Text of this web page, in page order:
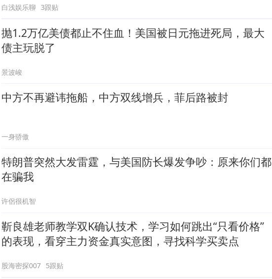
白浅娱乐聊 3跟贴
抛1.2万亿美债都止不住血！美国被日元拖进死局，最大
债主玩脱了
景波峻
中方不再避讳拖船，中方双线增兵，菲后路被封
一身骄傲
特朗普突然大发雷霆，与美国防长爆发争吵：原来你们都
在骗我
许侶很机智
靳良雄老师教学双K确认技术，学习如何跳出“只看价格”
的表现，看穿主力资金真实意图，寻找科学买卖点
股海密探007 5跟贴